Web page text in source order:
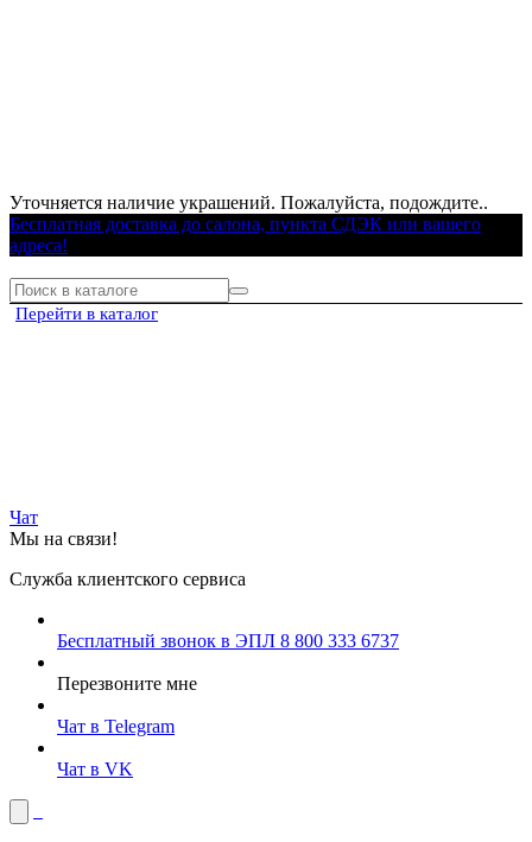
Уточняется наличие украшений. Пожалуйста, подождите..
Бесплатная доставка до салона, пункта СДЭК или вашего
адреса!
Перейти в каталог
Чат
Мы на связи!
Служба клиентского сервиса
Бесплатный звонок в ЭПЛ 8 800 333 6737
Перезвоните мне
Чат в Telegram
Чат в VK